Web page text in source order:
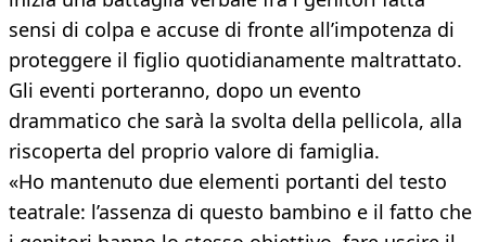
sensi di colpa e accuse di fronte all’impotenza di
proteggere il figlio quotidianamente maltrattato.
Gli eventi porteranno, dopo un evento
drammatico che sarà la svolta della pellicola, alla
riscoperta del proprio valore di famiglia.
«Ho mantenuto due elementi portanti del testo
teatrale: l’assenza di questo bambino e il fatto che